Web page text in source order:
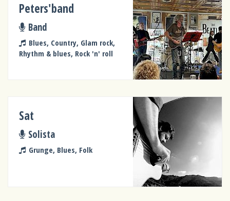
Peters'band
Band
Blues, Country, Glam rock,
Rhythm & blues, Rock 'n' roll
Sat
Solista
Grunge, Blues, Folk